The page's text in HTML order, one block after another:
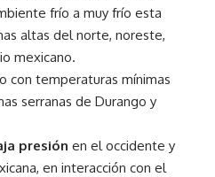
frío a muy frío esta
altas del norte, noreste,
mexicano.
con temperaturas mínimas
serranas de Durango y
presión en el occidente y
en interacción con el